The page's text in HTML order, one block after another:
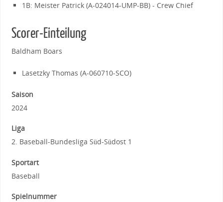
1B: Meister Patrick (A-024014-UMP-BB) - Crew Chief
Scorer-Einteilung
Baldham Boars
Lasetzky Thomas (A-060710-SCO)
Saison
2024
Liga
2. Baseball-Bundesliga Süd-Südost 1
Sportart
Baseball
Spielnummer